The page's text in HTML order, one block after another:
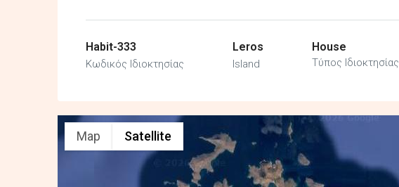
Habit-333
Κωδικός Ιδιοκτησίας
Leros
Island
House
Τύπος Ιδιοκτησίας
Map Satellite